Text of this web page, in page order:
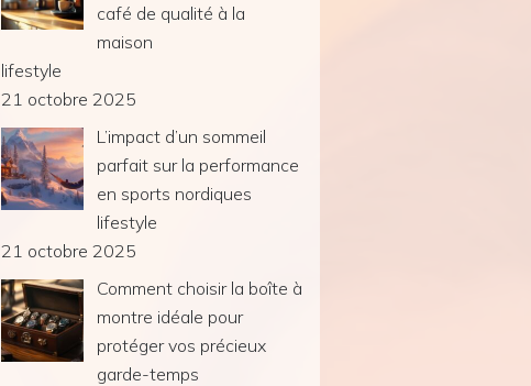
café de qualité à la
maison
lifestyle
21 octobre 2025
L’impact d’un sommeil
parfait sur la performance
en sports nordiques
lifestyle
21 octobre 2025
Comment choisir la boîte à
montre idéale pour
protéger vos précieux
garde-temps